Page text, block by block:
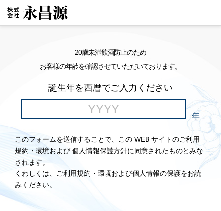
20歳未満飲酒防止のため
お客様の年齢を確認させていただいております。
誕生年を西暦でご入力ください
年
このフォームを送信することで、この WEB サイトのご利用
規約・環境および 個人情報保護方針に同意されたものとみな
されます。
くわしくは、ご利用規約・環境および個人情報の保護をお読
みください。